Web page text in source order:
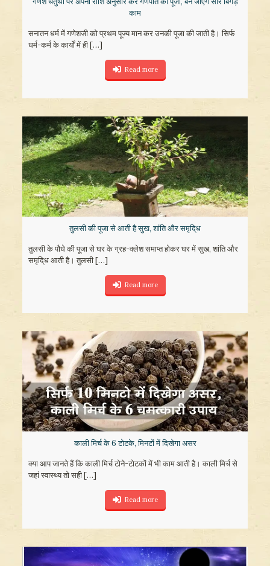
काम
सनातन धर्म में गणेशजी को प्रथम पूज्य मान कर उनकी पूजा की जाती है। सिर्फ
धर्म-कर्म के कार्यों में ही[…]
Read more
तुलसी की पूजा से आती है सुख, शांति और समृदि्ध
तुलसी के पौधे की पूजा से घर के ग्रह-क्लेश समाप्त होकर घर में सुख, शांति और
समृदि्ध आती है। तुलसी[…]
Read more
काली मिर्च के 6 टोटके, मिनटों में दिखेगा असर
क्या आप जानते हैं कि काली मिर्च टोने-टोटकों में भी काम आती है। काली मिर्च से
जहां स्वास्थ्य तो सही[…]
Read more